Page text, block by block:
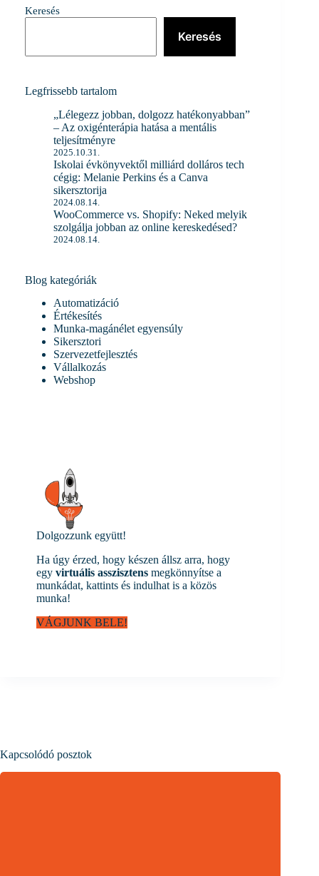
Keresés
Keresés
Legfrissebb tartalom
„Lélegezz jobban, dolgozz hatékonyabban”
– Az oxigénterápia hatása a mentális
teljesítményre
2025.10.31.
Iskolai évkönyvektől milliárd dolláros tech
cégig: Melanie Perkins és a Canva
sikersztorija
2024.08.14.
WooCommerce vs. Shopify: Neked melyik
szolgálja jobban az online kereskedésed?
2024.08.14.
Blog kategóriák
Automatizáció
Értékesítés
Munka-magánélet egyensúly
Sikersztori
Szervezetfejlesztés
Vállalkozás
Webshop
Dolgozzunk együtt!
Ha úgy érzed, hogy készen állsz arra, hogy
egy virtuális asszisztens megkönnyítse a
munkádat, kattints és indulhat is a közös
munka!
VÁGJUNK BELE!
Kapcsolódó posztok